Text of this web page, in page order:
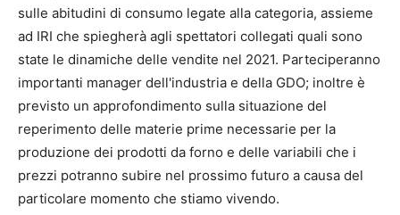
sulle abitudini di consumo legate alla categoria, assieme
ad IRI che spiegherà agli spettatori collegati quali sono
state le dinamiche delle vendite nel 2021. Parteciperanno
importanti manager dell'industria e della GDO; inoltre è
previsto un approfondimento sulla situazione del
reperimento delle materie prime necessarie per la
produzione dei prodotti da forno e delle variabili che i
prezzi potranno subire nel prossimo futuro a causa del
particolare momento che stiamo vivendo.